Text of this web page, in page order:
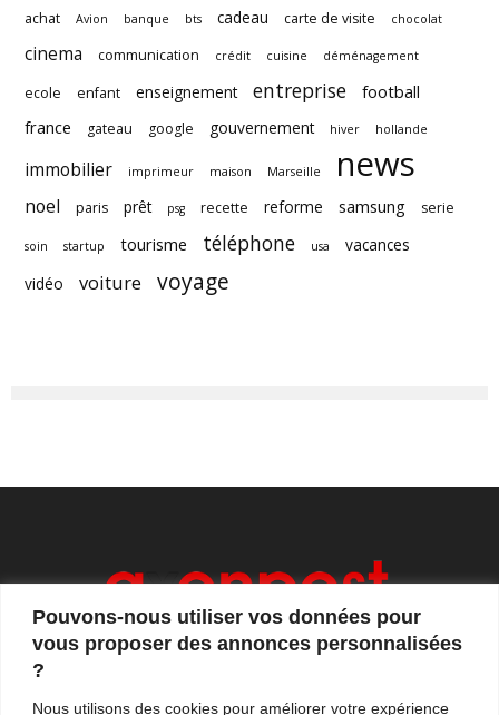
Pouvons-nous utiliser vos données pour
vous proposer des annonces personnalisées
?
Nous utilisons des cookies pour améliorer votre expérience
achat Avion banque bts cadeau carte de visite chocolat
cinema communication crédit cuisine déménagement
ecole enfant enseignement entreprise
football
france
gateau google gouvernement hiver hollande
immobilier imprimeur maison Marseille news
noel paris prêt psg recette reforme samsung serie
soin startup tourisme téléphone usa
vacances
vidéo
voiture voyage